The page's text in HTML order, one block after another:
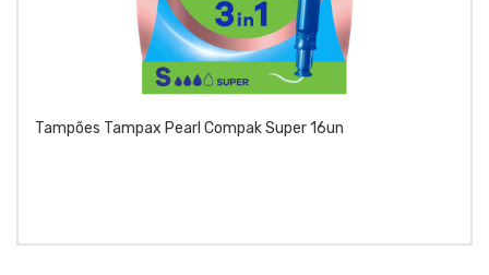
Tampões Tampax Pearl Compak Super 16un